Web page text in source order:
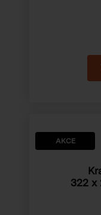
AKCE
322 x